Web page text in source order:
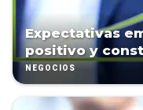
Expectativas
positivo y
NEGOCIOS